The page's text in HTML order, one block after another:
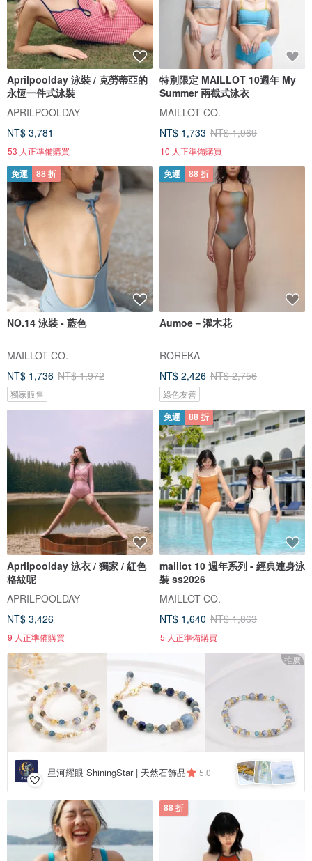
Aprilpoolday 泳裝 / 克勞蒂亞的
永恆一件式泳裝
APRILPOOLDAY
NT$ 3,781
53 人正準備購買
特別限定 MAILLOT 10週年 My
Summer 兩截式泳衣
MAILLOT CO.
NT$ 1,733 NT$ 1,969
10 人正準備購買
免運 88 折
NO.14 泳裝 - 藍色
MAILLOT CO.
NT$ 1,736 NT$ 1,972
獨家販售
免運 88 折
Aumoe－灌木花
ROREKA
NT$ 2,426 NT$ 2,756
綠色友善
Aprilpoolday 泳衣 / 獨家 / 紅色
格紋呢
APRILPOOLDAY
NT$ 3,426
9 人正準備購買
免運 88 折
maillot 10 週年系列 - 經典連身泳
裝 ss2026
MAILLOT CO.
NT$ 1,640 NT$ 1,863
5 人正準備購買
推廣
星河耀眼 ShiningStar | 天然石飾品 5.0
88 折